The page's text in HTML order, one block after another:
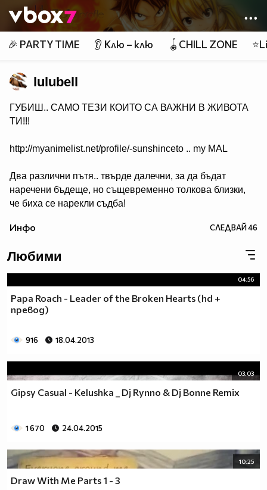
👾
🎉 PARTY TIME 👂 Клю – клю 🪀CHILL ZONE
lulubell
ГУБИШ.. САМО ТЕЗИ КОИТО СА ВАЖНИ В ЖИВОТА
ТИ!!!
http://myanimelist.net/profile/-sunshinceto .. my MAL
Два различни пътя.. твърде далечни, за да бъдат
наречени бъдеще, но същевременно толкова близки,
че биха се нарекли съдба!
Инфо СЛЕДВАЙ46
Любими
04:56
Papa Roach - Leader of the Broken Hearts (hd +
превод)
916 18.04.2013
03:03
Gipsy Casual - Kelushka _ Dj Rynno & Dj Bonne Remix
1 670 24.04.2015
10:25
Draw With Me Parts 1 - 3